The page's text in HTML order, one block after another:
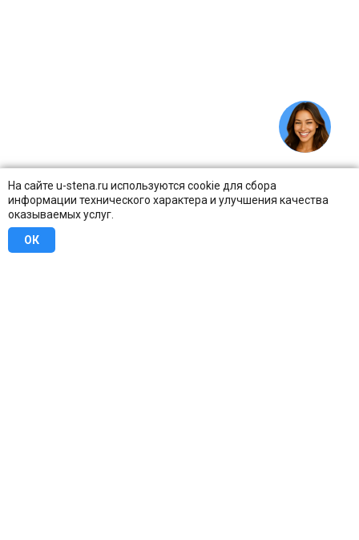
На сайте u-stena.ru используются cookie для сбора
информации технического характера и улучшения качества
оказываемых услуг.
ОК